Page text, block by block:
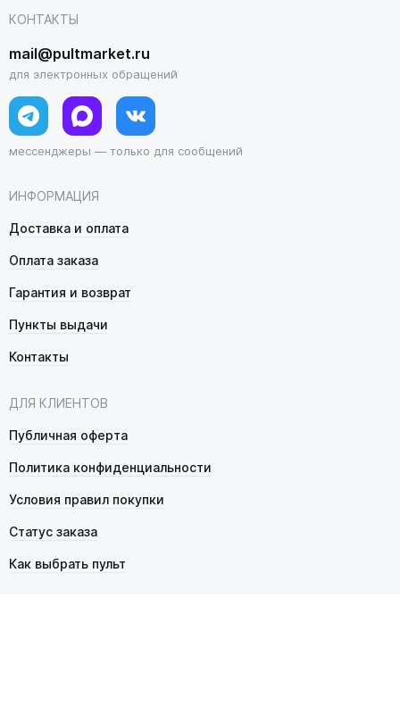
ИНФОРМАЦИЯ
Доставка и оплата
Оплата заказа
Гарантия и возврат
Пункты выдачи
Контакты
ДЛЯ КЛИЕНТОВ
Публичная оферта
Политика конфиденциальности
Условия правил покупки
Статус заказа
Как выбрать пульт
КОНТАКТЫ
mail@pultmarket.ru
для электронных обращений
мессенджеры — только для сообщений